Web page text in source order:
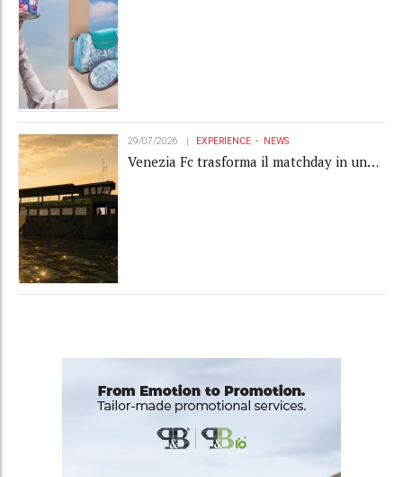
29/07/2026 EXPERIENCE NEWS
Venezia Fc trasforma il matchday in una